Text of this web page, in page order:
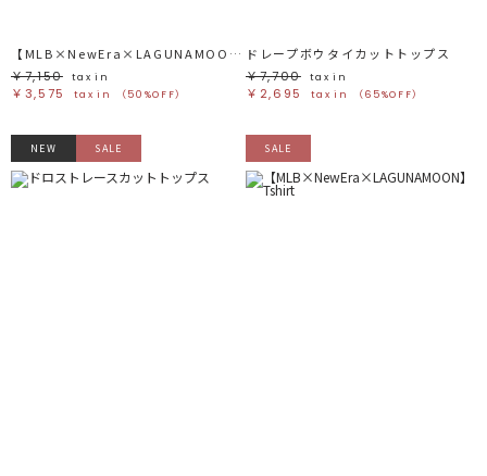
【MLB×NewEra×LAGUNAMOON】Tshirt
￥7,150
tax in
￥3,575 tax in （50%OFF）
ドレープボウタイカットトップス
￥7,700
tax in
￥2,695 tax in （65%OFF）
NEW SALE SALE